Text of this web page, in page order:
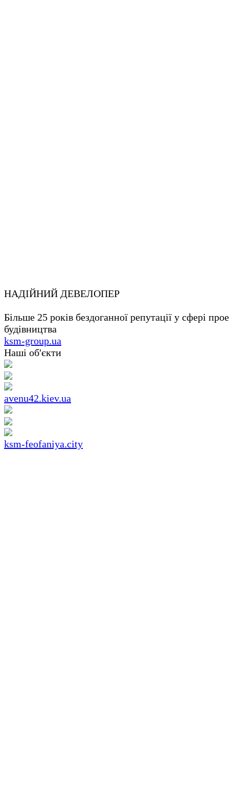
НАДІЙНИЙ ДЕВЕЛОПЕР
Більше 25 років бездоганної репутації у сфері
будівництва
ksm-group.ua
Наші об'єкти
avenu42.kiev.ua
ksm-feofaniya.city